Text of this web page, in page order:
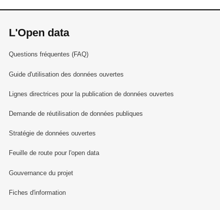
L'Open data
Questions fréquentes (FAQ)
Guide d'utilisation des données ouvertes
Lignes directrices pour la publication de données ouvertes
Demande de réutilisation de données publiques
Stratégie de données ouvertes
Feuille de route pour l'open data
Gouvernance du projet
Fiches d'information